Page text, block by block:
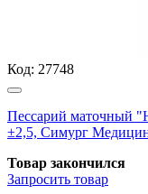
Код: 27748
Пессарий маточный
±2,5, Симург
Товар закончился
Запросить товар